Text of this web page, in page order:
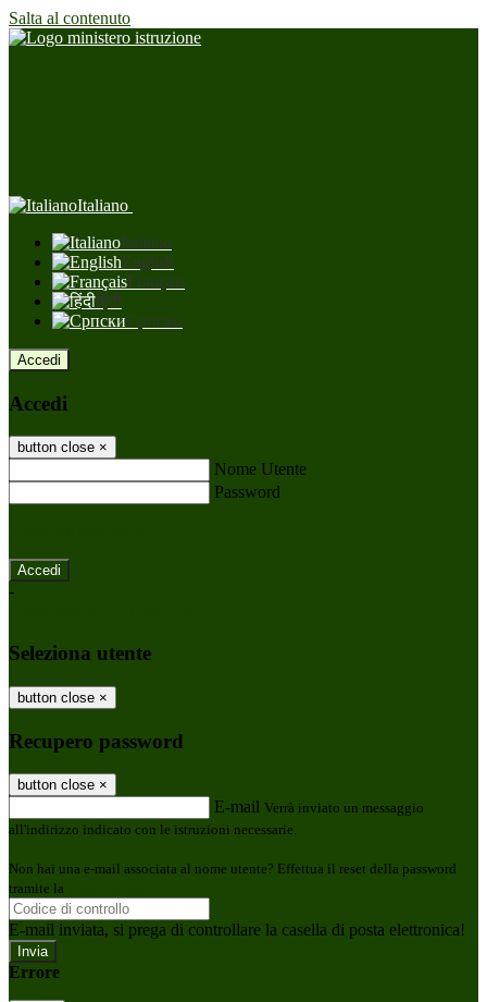
Salta al contenuto
Italiano
Italiano
English
Français
हिंदी
Српски
Accedi
Accedi
button close ×
Nome Utente
Password
-
Seleziona utente
button close ×
Recupero password
button close ×
E-mail Verrà inviato un messaggio
all'indirizzo indicato con le istruzioni necessarie.
Non hai una e-mail associata al nome utente? Effettua il reset della password
tramite la
E-mail inviata, si prega di controllare la casella di posta elettronica!
Errore